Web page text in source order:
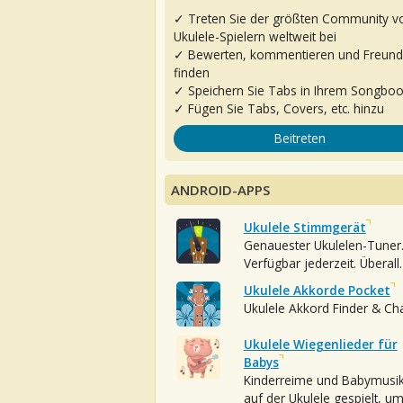
✓ Treten Sie der größten Community
Ukulele-Spielern weltweit bei
✓ Bewerten, kommentieren und
finden
✓ Speichern Sie Tabs in Ihrem
✓ Fügen Sie Tabs, Covers, etc. hinzu
Beitreten
ANDROID-APPS
Ukulele Stimmgerät
Genauester Ukulelen-Tuner.
Verfügbar jederzeit. Überall.
Ukulele Akkorde Pocket
Ukulele Akkord Finder &
Ukulele Wiegenlieder für
Babys
Kinderreime und
auf der Ukulele gespielt, um